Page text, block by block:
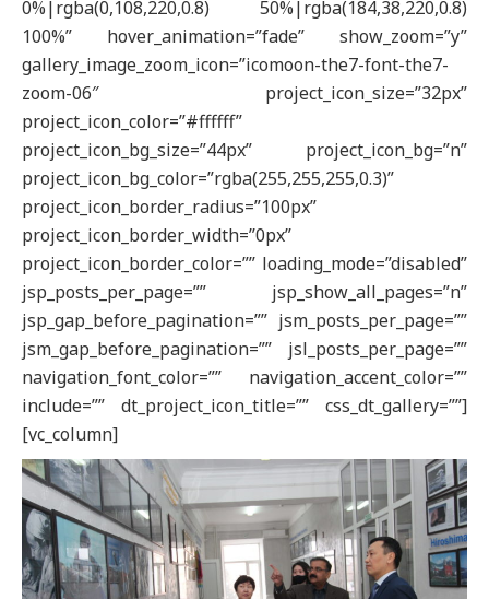
0%|rgba(0,108,220,0.8) 50%|rgba(184,38,220,0.8)
100%” hover_animation=”fade” show_zoom=”y”
gallery_image_zoom_icon=”icomoon-the7-font-the7-
zoom-06″ project_icon_size=”32px”
project_icon_color=”#ffffff”
project_icon_bg_size=”44px” project_icon_bg=”n”
project_icon_bg_color=”rgba(255,255,255,0.3)”
project_icon_border_radius=”100px”
project_icon_border_width=”0px”
project_icon_border_color=”” loading_mode=”disabled”
jsp_posts_per_page=”” jsp_show_all_pages=”n”
jsp_gap_before_pagination=”” jsm_posts_per_page=””
jsm_gap_before_pagination=”” jsl_posts_per_page=””
navigation_font_color=”” navigation_accent_color=””
include=”” dt_project_icon_title=”” css_dt_gallery=””]
[vc_column]